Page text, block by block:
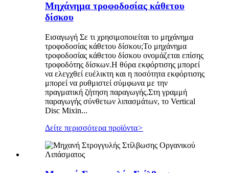
Μηχάνημα τροφοδοσίας κάθετου
δίσκου
Εισαγωγή Σε τι χρησιμοποιείται το μηχάνημα
τροφοδοσίας κάθετου δίσκου;Το μηχάνημα
τροφοδοσίας κάθετου δίσκου ονομάζεται επίσης
τροφοδότης δίσκων.Η θύρα εκφόρτισης μπορεί
να ελεγχθεί ευέλικτη και η ποσότητα εκφόρτισης
μπορεί να ρυθμιστεί σύμφωνα με την
πραγματική ζήτηση παραγωγής.Στη γραμμή
παραγωγής σύνθετων λιπασμάτων, το Vertical
Disc Mixin...
Δείτε περισσότερα προϊόντα>